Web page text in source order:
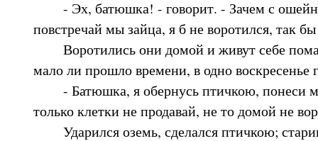
- Эх, батюшка! - говорит. - Зачем с
повстречай мы зайца, я б не воротился, так
Воротились они домой и живут себе
мало ли прошло времени, в одно воскресенье
- Батюшка, я обернусь птичкою, понеси
только клетки не продавай, не то домой не
Ударился оземь, сделался птичкою;